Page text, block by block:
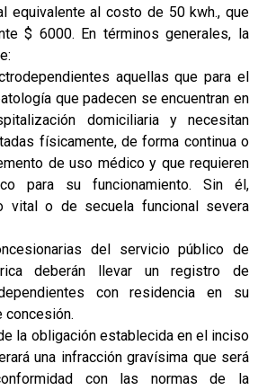
equivalente al costo de 50 kwh., que
$ 6000. En términos generales, la
aquellas que para el
que padecen se encuentran en
domiciliaria y necesitan
físicamente, de forma continua o
de uso médico y que requieren
para su funcionamiento. Sin él,
vital o de secuela funcional severa
del servicio público de
deberán llevar un registro de
con residencia en su
concesión.
la obligación establecida en el inciso
una infracción gravísima que será
con las normas de la